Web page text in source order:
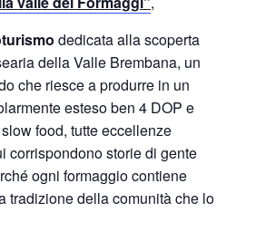
dedicata alla scoperta
della Valle Brembana, un
che riesce a produrre in un
esteso ben 4 DOP e
food, tutte eccellenze
corrispondono storie di gente
ogni formaggio contiene
tradizione della comunità che lo